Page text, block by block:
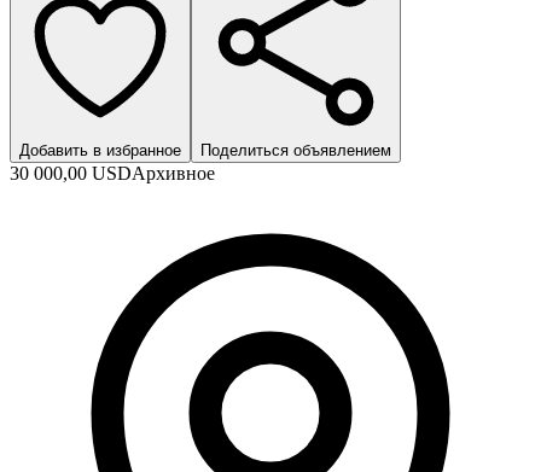
Добавить в избранное Поделиться объявлением
30 000,00 USDАрхивное